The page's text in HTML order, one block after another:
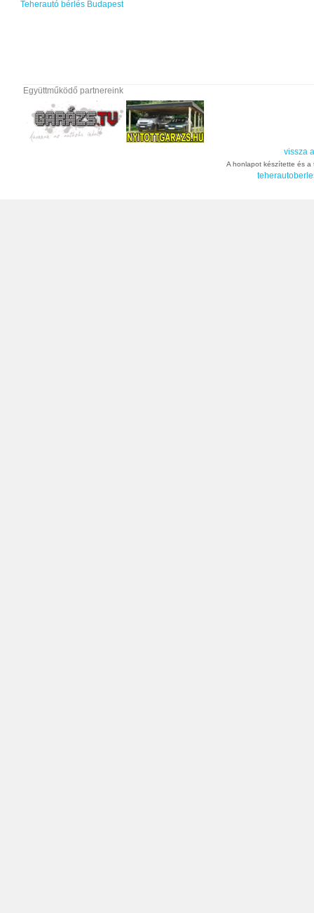
Teherautó bérlés Budapest
Együttműködő partnereink
vissza
A honlapot készítette és